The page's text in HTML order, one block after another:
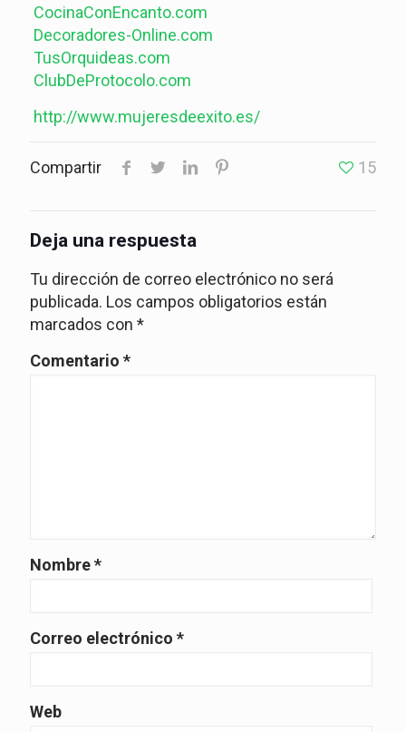
CocinaConEncanto.com
Decoradores-Online.com
TusOrquideas.com
ClubDeProtocolo.com
http://www.mujeresdeexito.es/
Compartir 15
Deja una respuesta
Tu dirección de correo electrónico no será
publicada. Los campos obligatorios están
marcados con *
Comentario *
Nombre*
Correo electrónico *
Web